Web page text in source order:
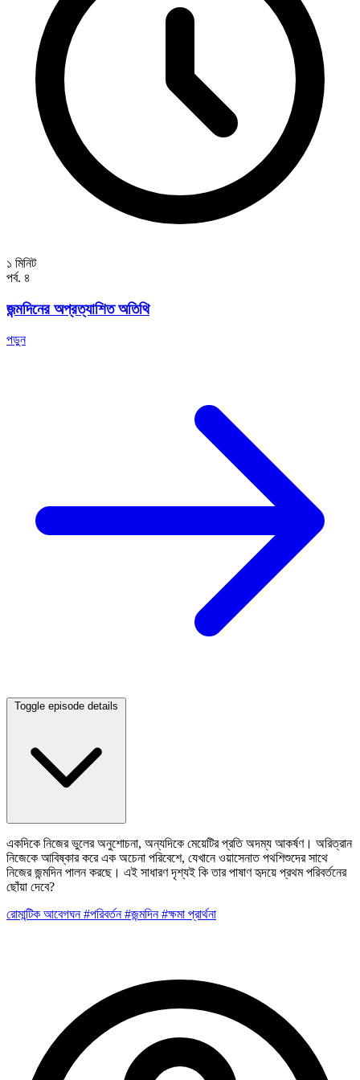
১ মিনিট
পর্ব. ৪
জন্মদিনের অপ্রত্যাশিত অতিথি
পড়ুন
Toggle episode details
একদিকে নিজের ভুলের অনুশোচনা, অন্যদিকে মেয়েটির প্রতি অদম্য আকর্ষণ। অরিত্রান
নিজেকে আবিষ্কার করে এক অচেনা পরিবেশে, যেখানে ওয়াসেনাত পথশিশুদের সাথে
নিজের জন্মদিন পালন করছে। এই সাধারণ দৃশ্যই কি তার পাষাণ হৃদয়ে প্রথম পরিবর্তনের
ছোঁয়া দেবে?
রোমান্টিক আবেগঘন#পরিবর্তন#জন্মদিন#ক্ষমা প্রার্থনা